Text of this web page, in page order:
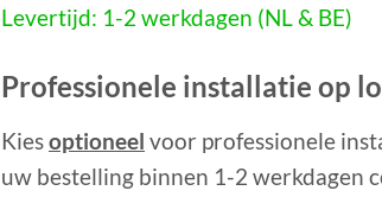
Levertijd: 1-2 werkdagen (NL & BE)
Professionele installatie op
Kiesoptioneel voor professionele
uw bestelling binnen 1-2 werkdagen